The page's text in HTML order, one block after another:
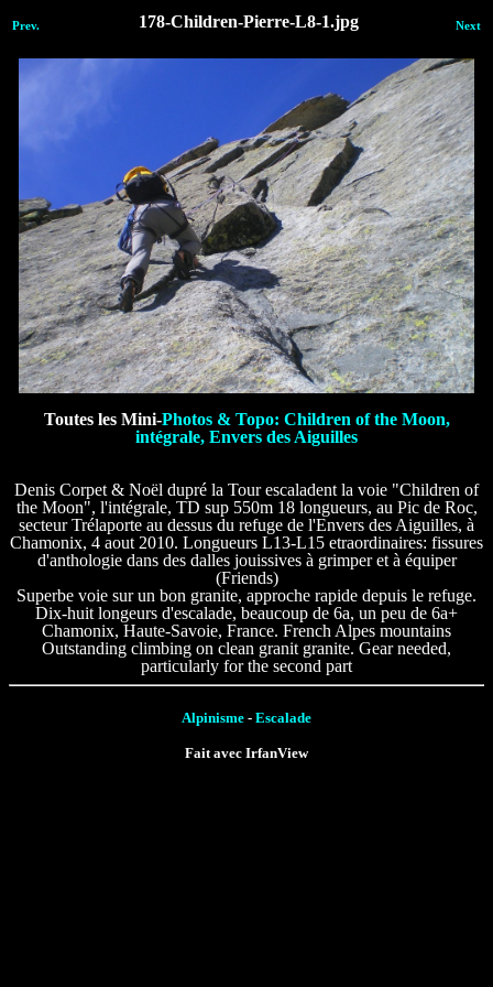
Prev. 178-Children-Pierre-L8-1.jpg Next
Toutes les Mini-Photos & Topo: Children of the Moon,
intégrale, Envers des Aiguilles
Denis Corpet & Noël dupré la Tour escaladent la voie "Children of
the Moon", l'intégrale, TD sup 550m 18 longueurs, au Pic de Roc,
secteur Trélaporte au dessus du refuge de l'Envers des Aiguilles, à
Chamonix, 4 aout 2010. Longueurs L13-L15 etraordinaires: fissures
d'anthologie dans des dalles jouissives à grimper et à équiper
(Friends)
Superbe voie sur un bon granite, approche rapide depuis le refuge.
Dix-huit longeurs d'escalade, beaucoup de 6a, un peu de 6a+
Chamonix, Haute-Savoie, France. French Alpes mountains
Outstanding climbing on clean granit granite. Gear needed,
particularly for the second part
Alpinisme - Escalade
Fait avec IrfanView